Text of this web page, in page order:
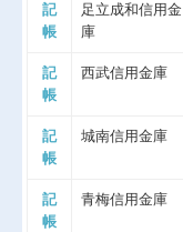
記
帳
足立成和信用金
庫
記
帳
西武信用金庫
記
帳
城南信用金庫
記
帳
青梅信用金庫